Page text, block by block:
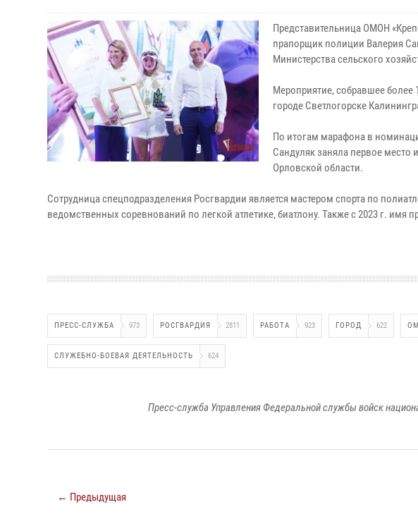
Представительница ОМОН
прапорщик полиции Валерия
Министерства сельского
Мероприятие, собравшее более
городе Светлогорске
По итогам марафона в
Сандуляк заняла первое
Орловской области.
Сотрудница спецподразделения Росгвардии является мастером спорта по
ведомственных соревнований по легкой атлетике, биатлону. Также с 2023 г. имя
ПРЕСС-СЛУЖБА 973 РОСГВАРДИЯ 2811 РАБОТА 923 ГОРОД 622
СЛУЖЕБНО-БОЕВАЯ ДЕЯТЕЛЬНОСТЬ 624
Пресс-служба Управления Федеральной службы войск
← Предыдущая